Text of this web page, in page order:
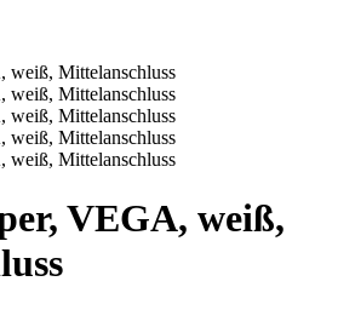
VEGA, weiß,